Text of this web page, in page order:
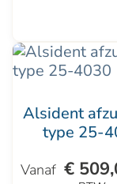
Alsident
type 25-
€
Dit
product
meerdere
Deze